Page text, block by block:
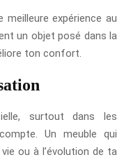
meilleure expérience au
un objet posé dans la
ton confort.
surtout dans les
Un meuble qui
ou à l’évolution de ta